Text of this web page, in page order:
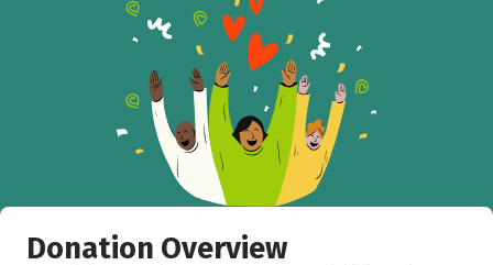
Donation Overview